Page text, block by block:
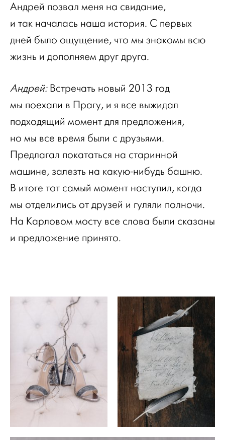
Андрей позвал меня на свидание,
и так началась наша история. С первых
дней было ощущение, что мы знакомы всю
жизнь и дополняем друг друга.
Андрей:Встречать новый 2013 год
мы поехали в Прагу, и я все выжидал
подходящий момент для предложения,
но мы все время были с друзьями.
Предлагал покататься на старинной
машине, залезть на какую-нибудь башню.
В итоге тот самый момент наступил, когда
мы отделились от друзей и гуляли полночи.
На Карловом мосту все слова были сказаны
и предложение принято.